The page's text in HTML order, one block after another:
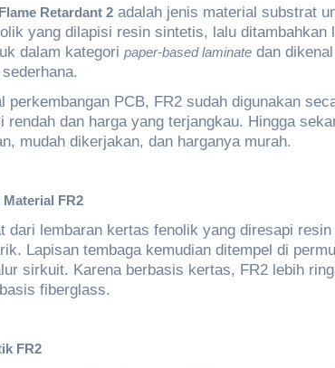
Flame Retardant 2 adalah jenis material substrat
yang dilapisi resin sintetis, lalu
dalam kategori paper-based laminate dan
perkembangan PCB, FR2 sudah digunakan
rendah dan harga yang terjangkau. Hingga
mudah dikerjakan, dan harganya murah.
FR2
dari lembaran kertas fenolik yang diresapi
Lapisan tembaga kemudian ditempel di
sirkuit. Karena berbasis kertas, FR2 lebih
fiberglass.
FR2